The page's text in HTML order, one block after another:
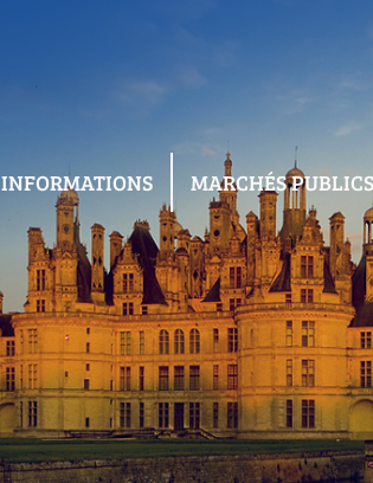
INFORMATIONS MARCHÉS PUBLICS